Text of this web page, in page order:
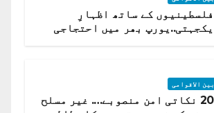
فلسطینیوں کے ساتھ اظہارِ
یکجہتی..یورپ بھر میں احتجاجی
بین الاقوامی
20 نکاتی امن منصوبے…. غیر مسلح